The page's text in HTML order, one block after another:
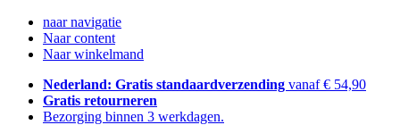
naar navigatie
Naar content
Naar winkelmand
Nederland: Gratis standaardverzending vanaf € 54,90
Gratis retourneren
Bezorging binnen 3 werkdagen.